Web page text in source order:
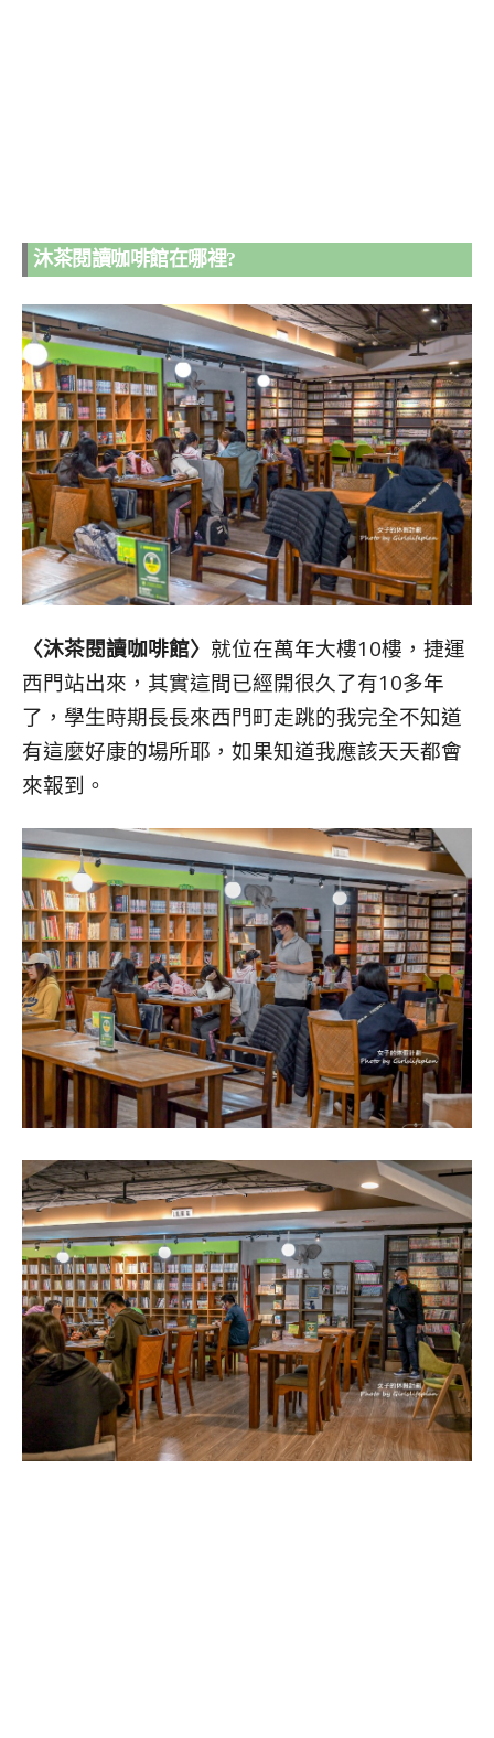
沐茶閱讀咖啡館在哪裡?
〈沐茶閱讀咖啡館〉 就位在萬年大樓10樓，捷運
西門站出來，其實這間已經開很久了有10多年
了，學生時期長長來西門町走跳的我完全不知道
有這麼好康的場所耶，如果知道我應該天天都會
來報到。